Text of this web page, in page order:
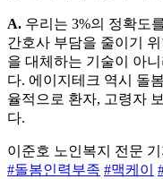
A. 우리는 3%의 정확도
간호사 부담을 줄이기
을 대체하는 기술이 아
다. 에이지테크 역시 돌
율적으로 환자, 고령자
다.
이준호 노인복지 전문
#돌봄인력부족 #맥케이